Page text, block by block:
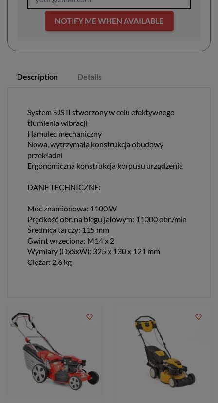
NOTIFY ME WHEN AVAILABLE
Description Details
System SJS II stworzony w celu efektywnego
tłumienia wibracji
Hamulec mechaniczny
Nowa, wytrzymała konstrukcja obudowy
przekładni
Ergonomiczna konstrukcja korpusu urządzenia
DANE TECHNICZNE:
Moc znamionowa: 1100 W
Prędkość obr. na biegu jałowym: 11000 obr./min
Średnica tarczy: 115 mm
Gwint wrzeciona: M14 x 2
Wymiary (DxSxW): 325 x 130 x 121 mm
Ciężar: 2,6 kg
favorite_border favorite_border